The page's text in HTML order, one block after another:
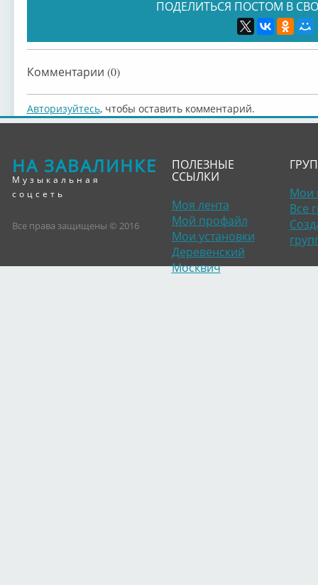
ПОДЕЛИТЬСЯ ПОСТОМ В
Комментарии (0)
Авторизуйтесь, чтобы оставить комментарий.
НА ЗАВАЛИНКЕ
Музыкальная
соцсеть
Все права защищены © 2016
ПОЛЕЗНЫЕ
ССЫЛКИ
Моя лента
Мой профайл
Мои установки
Деревенский
Москвич
Мои
Все